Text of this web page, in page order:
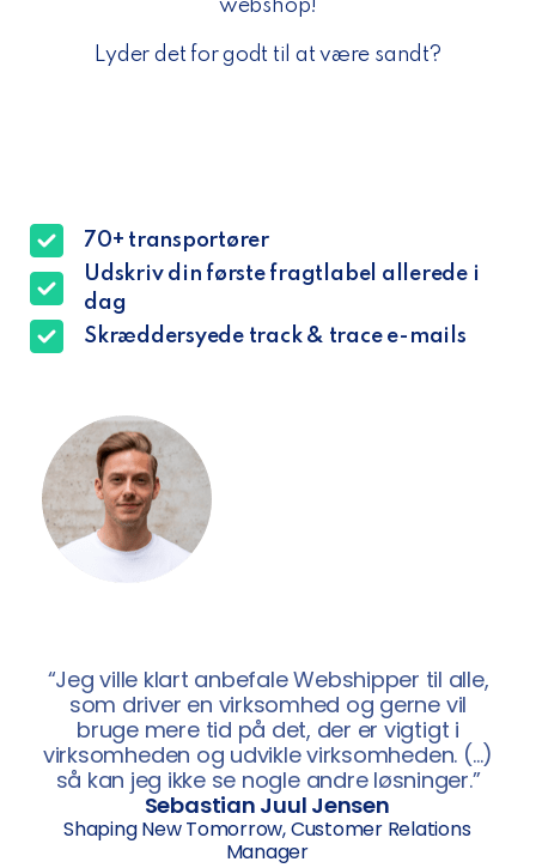
webshop!
Lyder det for godt til at være sandt?
70+ transportører
Udskriv din første fragtlabel allerede i
dag
Skræddersyede track & trace e-mails
“Jeg ville klart anbefale Webshipper til alle,
som driver en virksomhed og gerne vil
bruge mere tid på det, der er vigtigt i
virksomheden og udvikle virksomheden. (…)
så kan jeg ikke se nogle andre løsninger.”
Sebastian Juul Jensen
Shaping New Tomorrow, Customer Relations
Manager